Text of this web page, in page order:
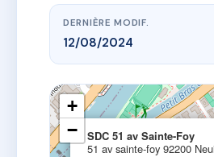
DERNIÈRE MODIF.
12/08/2024
SDC 51 av Sainte-Foy
51 av sainte-foy 92200
+
−